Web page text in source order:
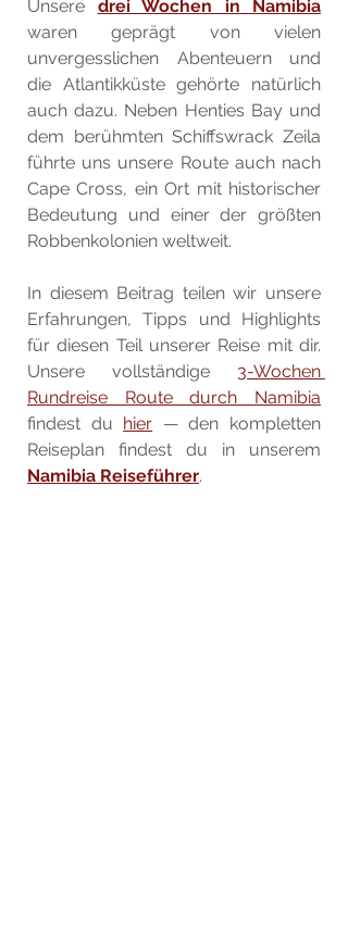
Unsere drei Wochen in Namibia
waren geprägt von vielen
unvergesslichen Abenteuern und
die Atlantikküste gehörte natürlich
auch dazu. Neben Henties Bay und
dem berühmten Schiffswrack Zeila
führte uns unsere Route auch nach
Cape Cross, ein Ort mit historischer
Bedeutung und einer der größten
Robbenkolonien weltweit.
In diesem Beitrag teilen wir unsere
Erfahrungen, Tipps und Highlights
für diesen Teil unserer Reise mit dir.
Unsere vollständige 3-Wochen
Rundreise Route durch Namibia
findest du hier — den kompletten
Namibia Reiseführer.